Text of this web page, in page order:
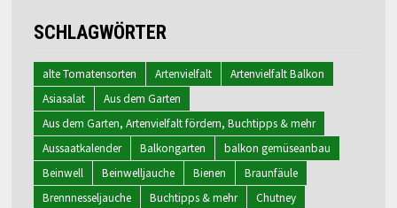
SCHLAGWÖRTER
alte Tomatensorten Artenvielfalt
Artenvielfalt Balkon
Asiasalat
Aus dem Garten
Aus dem Garten, Artenvielfalt fördern, Buchtipps & mehr
Aussaatkalender
Balkongarten
balkon gemüseanbau
Beinwell
Beinwelljauche Bienen
Braunfäule
Brennnesseljauche
Buchtipps & mehr
Chutney